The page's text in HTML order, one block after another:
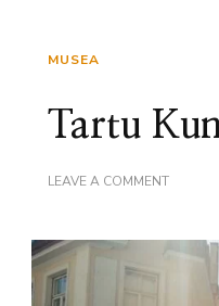
MUSEA
Tartu
LEAVE A COMMENTON